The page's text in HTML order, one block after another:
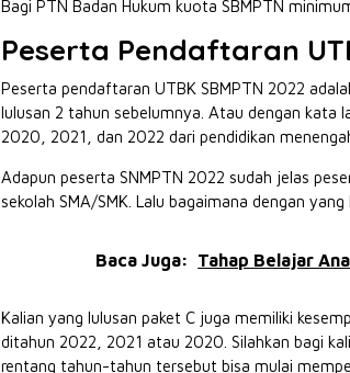
Bagi PTN Badan Hukum kuota SBMPTN
Peserta Pendaftaran
Peserta pendaftaran UTBK SBMPTN 2022
lulusan 2 tahun sebelumnya. Atau dengan kata
2020, 2021, dan 2022 dari pendidikan
Adapun peserta SNMPTN 2022 sudah jelas
sekolah SMA/SMK. Lalu bagaimana dengan yang
Baca Juga: Tahap Belajar
Kalian yang lulusan paket C juga memiliki
ditahun 2022, 2021 atau 2020. Silahkan bagi
rentang tahun-tahun tersebut bisa mulai